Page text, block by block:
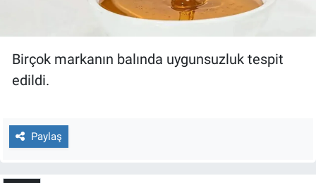
Birçok markanın balında uygunsuzluk tespit
edildi.
Paylaş